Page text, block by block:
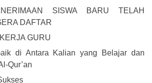
SISWA BARU TELAH
DAFTAR
GURU
di Antara Kalian yang Belajar dan
Qur’an